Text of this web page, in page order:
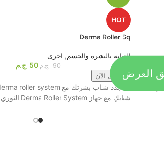
HOT
Derma Roller Sq
العناية بالبشرة والجسم, اخرى
90 ج.م 50 ج.م
اشترى الآن
شبابكِ مع جهاز Derma Roller System الثوري! يعمل على تحفيز